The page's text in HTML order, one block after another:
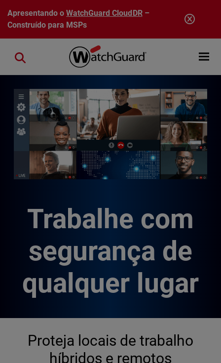
Pular para o conteúdo principal
Apresentando oWatchGuard CloudDR–
Construído para MSPs
Open
Close search
Trabalhe com
segurança de
qualquer lugar
Proteja locais de trabalho
híbridos e remotos